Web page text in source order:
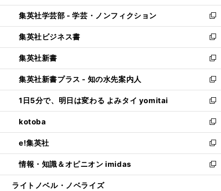
開
く
ウ
で
開
く
ン
ド
ウ
で
開
く
ウ
ィ
ン
ド
ウ
で
開
く
集英社学芸部 - 学芸・ノンフィクション
新
し
い
ウ
ィ
ン
ド
ウ
で
開
く
集英社ビジネス書
新
し
い
ウ
ィ
ン
ド
ウ
で
開
く
集英社新書
新
し
い
ウ
ィ
ン
ド
ウ
で
開
く
集英社新書プラス - 知の水先案内人
新
し
い
ウ
ィ
ン
ド
ウ
で
開
1日5分で、明日は変わる よみタイ yomitai
新
し
い
ウ
ィ
ン
ド
ウ
kotoba
新
し
い
ウ
ィ
ン
e!集英社
新
し
い
ウ
情報・知識＆オピニオン imidas
新
し
ライトノベル・ノベライズ